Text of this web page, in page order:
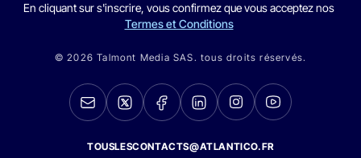
En cliquant sur s'inscrire, vous confirmez que vous acceptez nos
Termes et Conditions
© 2026 Talmont Media SAS. tous droits réservés.
TOUSLESCONTACTS@ATLANTICO.FR